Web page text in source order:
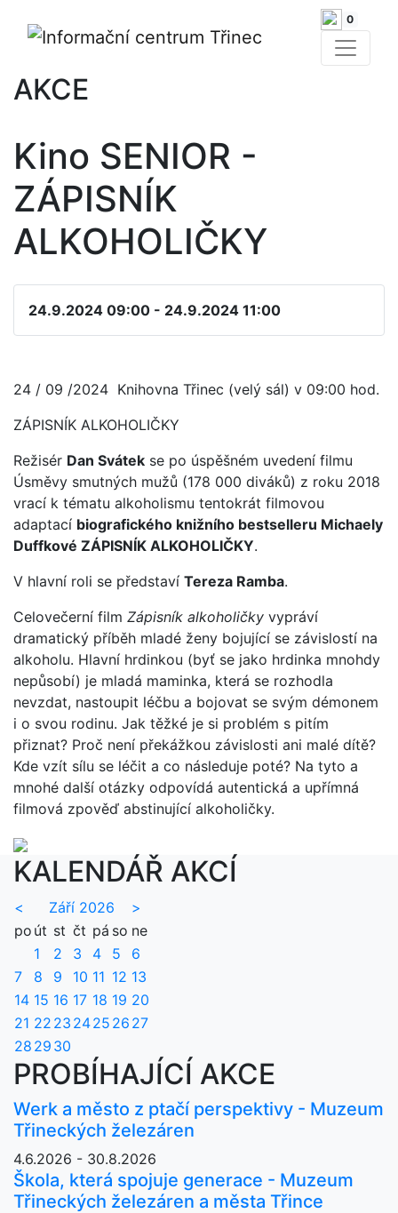
0
AKCE
Kino SENIOR -
ZÁPISNÍK
ALKOHOLIČKY
24.9.2024 09:00 - 24.9.2024 11:00
24 / 09 /2024 Knihovna Třinec (velý sál) v 09:00 hod.
ZÁPISNÍK ALKOHOLIČKY
Režisér Dan Svátek se po úspěšném uvedení filmu
Úsměvy smutných mužů (178 000 diváků) z roku 2018
vrací k tématu alkoholismu tentokrát filmovou
adaptací biografického knižního bestselleru Michaely
Duffkové ZÁPISNÍK ALKOHOLIČKY.
V hlavní roli se představí Tereza Ramba.
Celovečerní film Zápisník alkoholičky vypráví
dramatický příběh mladé ženy bojující se závislostí na
alkoholu. Hlavní hrdinkou (byť se jako hrdinka mnohdy
nepůsobí) je mladá maminka, která se rozhodla
nevzdat, nastoupit léčbu a bojovat se svým démonem
i o svou rodinu. Jak těžké je si problém s pitím
přiznat? Proč není překážkou závislosti ani malé dítě?
Kde vzít sílu se léčit a co následuje poté? Na tyto a
mnohé další otázky odpovídá autentická a upřímná
filmová zpověď abstinující alkoholičky.
KALENDÁŘ AKCÍ
< Září 2026
>
po út st čt pá so ne
1
2 3 4 5
6
7
8 9 10 11 12 13
14 15 16 17 18 19 20
21 22 23 2425 26 27
28 29 30
PROBÍHAJÍCÍ AKCE
Werk a město z ptačí perspektivy - Muzeum
Třineckých železáren
4.6.2026 - 30.8.2026
Škola, která spojuje generace - Muzeum
Třineckých železáren a města Třince